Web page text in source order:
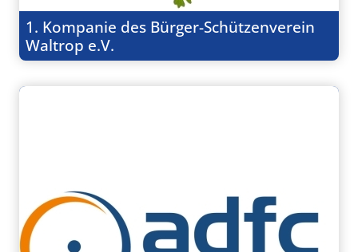
1. Kompanie des Bürger-Schützenverein
Waltrop e.V.